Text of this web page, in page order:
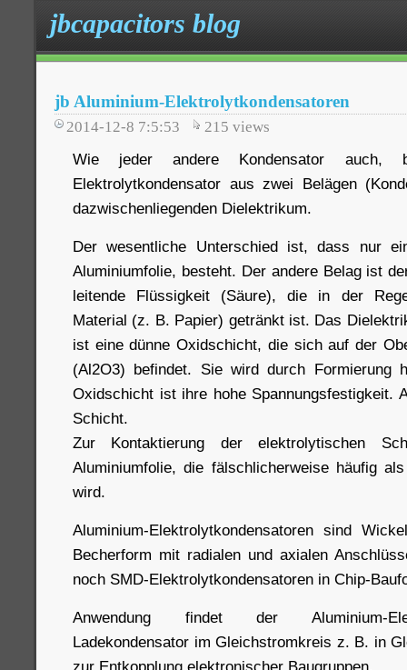
jbcapacitors blog
jb Aluminium-Elektrolytkondensatoren
2014-12-8 7:5:53 215 views
Wie jeder andere Kondensator auch,
Elektrolytkondensator aus zwei Belägen
dazwischenliegenden Dielektrikum.
Der wesentliche Unterschied ist, dass nur
Aluminiumfolie, besteht. Der andere Belag ist
leitende Flüssigkeit (Säure), die in der
Material (z. B. Papier) getränkt ist. Das
ist eine dünne Oxidschicht, die sich auf der
(Al2O3) befindet. Sie wird durch Formierung
Oxidschicht ist ihre hohe Spannungsfestigkeit.
Schicht.
Zur Kontaktierung der elektrolytischen
Aluminiumfolie, die fälschlicherweise häufig
wird.
Aluminium-Elektrolytkondensatoren sind
Becherform mit radialen und axialen
noch SMD-Elektrolytkondensatoren in Chip-
Anwendung findet der Aluminium-
Ladekondensator im Gleichstromkreis z. B. in
zur Entkopplung elektronischer Baugruppen.